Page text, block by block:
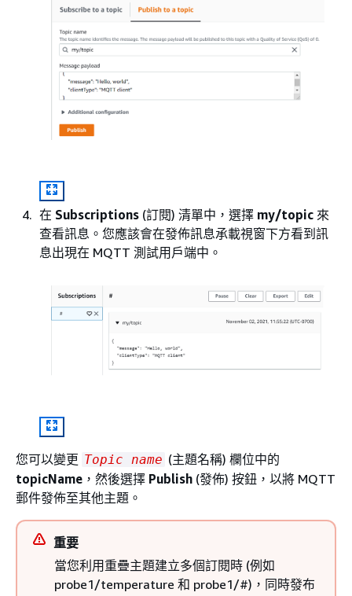
在 Subscriptions (訂閱) 清單中，選擇 my/topic 來
查看訊息。您應該會在發佈訊息承載視窗下方看到訊
息出現在 MQTT 測試用戶端中。
您可以變更 Topic name (主題名稱) 欄位中的
topicName ，然後選擇 Publish (發佈) 按鈕，以將 MQTT
郵件發佈至其他主題。
重要
當您利用重疊主題建立多個訂閱時 (例如
probe1/temperature 和 probe1/#)，同時發布